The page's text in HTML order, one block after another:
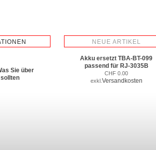
Sie über
NEUE ARTIKEL
Akku ersetzt TBA-BT-099
passend für RJ-3035B
CHF 0.00
exkl. Versandkosten